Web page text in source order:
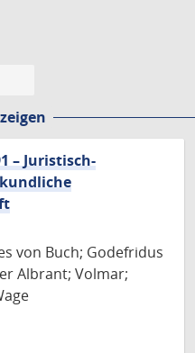
– Juristisch-
von Buch; Godefridus
Albrant; Volmar;